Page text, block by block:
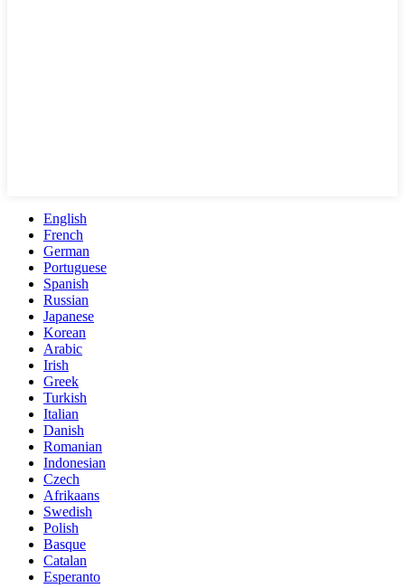
English
French
German
Portuguese
Spanish
Russian
Japanese
Korean
Arabic
Irish
Greek
Turkish
Italian
Danish
Romanian
Indonesian
Czech
Afrikaans
Swedish
Polish
Basque
Catalan
Esperanto